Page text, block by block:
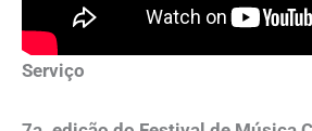
Serviço